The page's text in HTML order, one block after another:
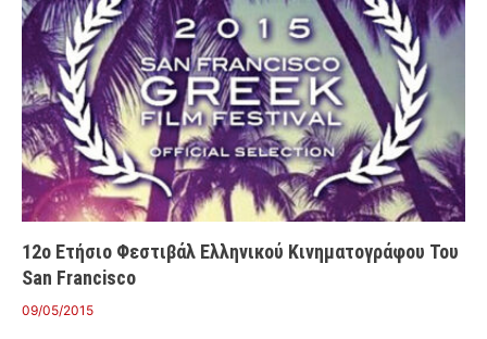
12ο Ετήσιο Φεστιβάλ Ελληνικού Κινηματογράφου Του
San Francisco
09/05/2015